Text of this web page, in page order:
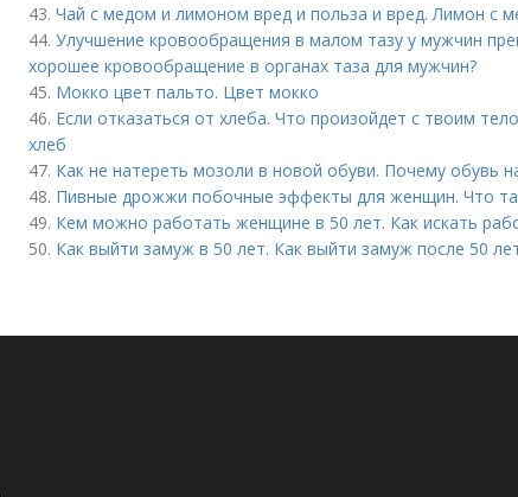
43. Чай с медом и лимоном вред и польза и вред. Лимон с
44. Улучшение кровообращения в малом тазу у мужчин
хорошее кровообращение в органах таза для мужчин?
45. Мокко цвет пальто. Цвет мокко
46. Если отказаться от хлеба. Что произойдет с твоим
хлеб
47. Как не натереть мозоли в новой обуви. Почему обувь
48. Пивные дрожжи побочные эффекты для женщин. Что
49. Кем можно работать женщине в 50 лет. Как искать
50. Как выйти замуж в 50 лет. Как выйти замуж после 50